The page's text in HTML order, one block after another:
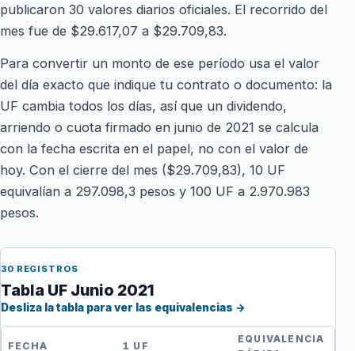
publicaron 30 valores diarios oficiales. El recorrido del
mes fue de $29.617,07 a $29.709,83.
Para convertir un monto de ese período usa el valor
del día exacto que indique tu contrato o documento: la
UF cambia todos los días, así que un dividendo,
arriendo o cuota firmado en junio de 2021 se calcula
con la fecha escrita en el papel, no con el valor de
hoy. Con el cierre del mes ($29.709,83), 10 UF
equivalían a 297.098,3 pesos y 100 UF a 2.970.983
pesos.
30 REGISTROS
Tabla UF Junio 2021
Desliza la tabla para ver las equivalencias →
FECHA 1 UF
EQUIVALENCIA